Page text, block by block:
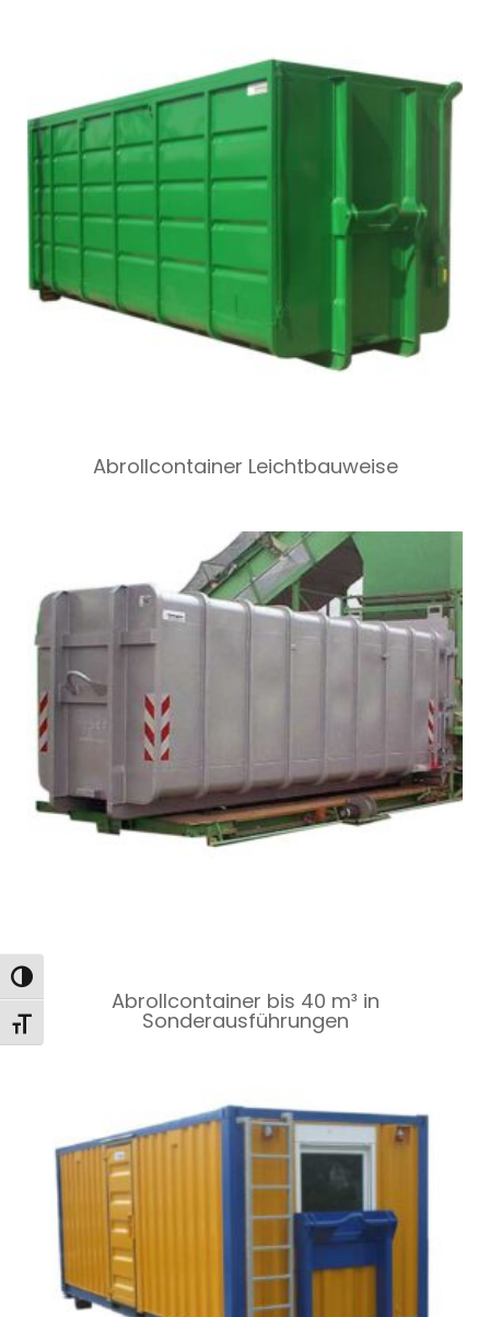
Toggle High Contrast
Toggle Font size
Abrollcontainer Leichtbauweise
Abrollcontainer bis 40 m³ in
Sonderausführungen